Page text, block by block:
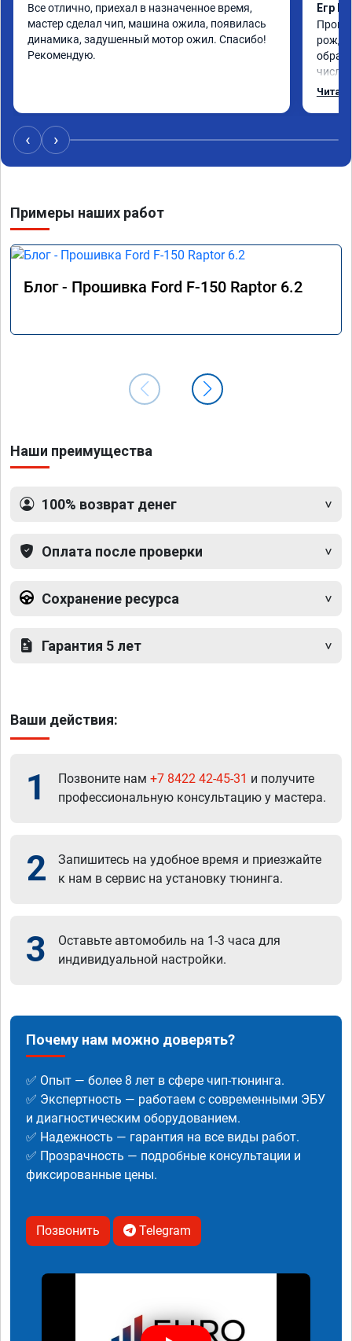
Все отлично, приехал в назначенное время,
мастер сделал чип, машина ожила, появилась
динамика, задушенный мотор ожил. Спасибо!
Рекомендую.
Егр
важно
‹ ›
Примеры наших работ
Блог - Прошивка Ford F-150 Raptor 6.2
Наши преимущества
100% возврат денег
Оплата после проверки
Сохранение ресурса
Гарантия 5 лет
Ваши действия:
1 Позвоните нам +7 8422 42-45-31 и получите
профессиональную консультацию у мастера.
2
Запишитесь на удобное время и приезжайте
к нам в сервис на установку тюнинга.
3
Оставьте автомобиль на 1-3 часа для
индивидуальной настройки.
Почему нам можно доверять?
✅ Опыт — более 8 лет в сфере чип-тюнинга.
✅ Экспертность — работаем с современными ЭБУ
и диагностическим оборудованием.
✅ Надежность — гарантия на все виды работ.
✅ Прозрачность — подробные консультации и
фиксированные цены.
Позвонить Telegram